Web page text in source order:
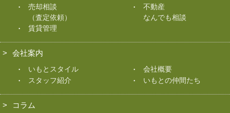
売却相談
（査定依頼）
不動産
なんでも相談
賃貸管理
会社案内
いもとスタイル
会社概要
スタッフ紹介
いもとの仲間たち
コラム